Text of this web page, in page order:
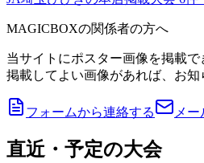
MAGICBOXの関係者の方へ
当サイトにポスター画像を掲載で
掲載してよい画像があれば、お知
フォームから連絡する メ
直近・予定の大会